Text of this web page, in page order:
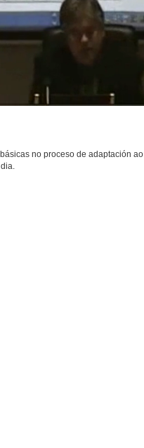
no proceso de adaptación